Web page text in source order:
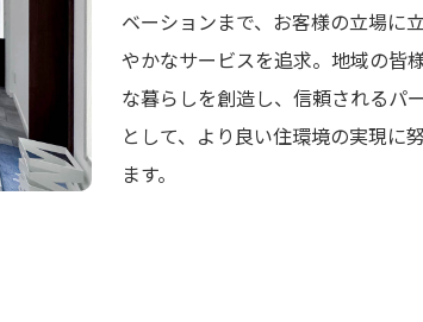
ベーションまで、お客様の立場に
やかなサービスを追求。地域の皆
な暮らしを創造し、信頼されるパ
として、より良い住環境の実現に
ます。